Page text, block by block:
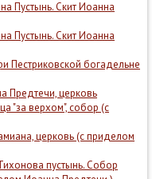
Пустынь. Скит Иоанна
Пустынь. Скит Иоанна
Пестриковской богадельне
Предтечи, церковь
"за верхом", собор (с
церковь (с приделом
пустынь. Собор